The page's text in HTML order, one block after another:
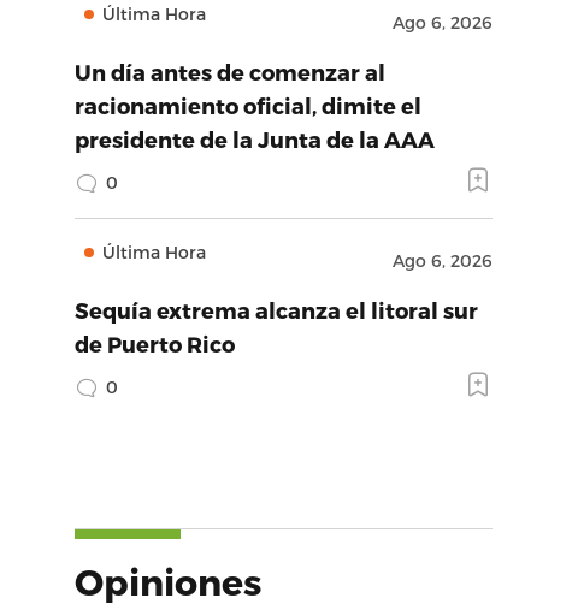
Última Hora Ago 6, 2026
Un día antes de comenzar al
racionamiento oficial, dimite el
presidente de la Junta de la AAA
0
Última Hora Ago 6, 2026
Sequía extrema alcanza el litoral sur
de Puerto Rico
0
Opiniones